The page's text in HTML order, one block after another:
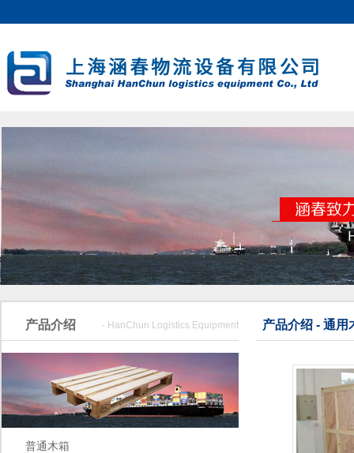
产品介绍 - HanChun Logistics Equipment
普通木箱
产品介绍 - 通用